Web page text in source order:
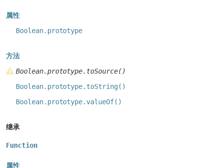
属性
Boolean.prototype
方法
Boolean.prototype.toSource()
Boolean.prototype.toString()
Boolean.prototype.valueOf()
继承
Function
属性